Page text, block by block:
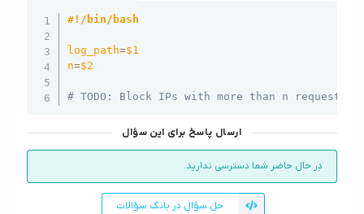
#!/bin/bash
log_path=$1
n=$2
# TODO: Block IPs with more than n request
ارسال پاسخ برای این سؤال
در حال حاضر شما دسترسی ندارید.
حل سؤال در بانک سؤالات